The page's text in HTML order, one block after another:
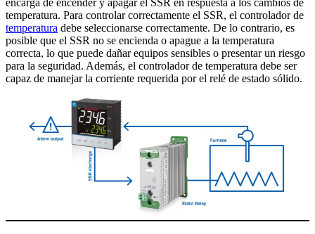
temperatura. Para controlar correctamente el SSR, el controlador de
temperatura debe seleccionarse correctamente. De lo contrario, es
posible que el SSR no se encienda o apague a la temperatura
correcta, lo que puede dañar equipos sensibles o presentar un riesgo
para la seguridad. Además, el controlador de temperatura debe ser
capaz de manejar la corriente requerida por el relé de estado sólido.